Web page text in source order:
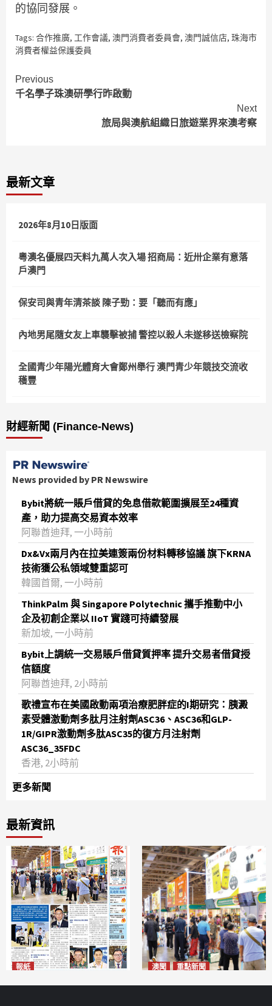
的協同發展。
Tags: 合作推廣, 工作會議, 澳門消費者委員會, 澳門誠信店, 珠海市
消費者權益保護委員
Continue
Reading
Previous
千名學子珠澳研學行昨啟動
Next
旅局與澳航組織日旅遊業界來澳考察
最新文章
2026年8月10日版面
粵澳名優展四天料九萬人次入場 招商局：近卅企業有意落
戶澳門
保安司與青年清茶談 陳子勁：要「聽而有應」
內地男尾隨女友上車襲擊被捕 警控以殺人未遂移送檢察院
全國青少年陽光體育大會鄭州舉行 澳門青少年競技交流收
穫豐
財經新聞 (Finance-News)
News provided by PR Newswire
Bybit將統一賬戶借貸的免息借款範圍擴展至24種資
產，助力提高交易資本效率
阿聯酋迪拜, 一小時前
Dx&Vx兩月內在拉美連簽兩份材料轉移協議 旗下KRNA
技術獲公私領域雙重認可
韓國首爾, 一小時前
ThinkPalm 與 Singapore Polytechnic 攜手推動中小
企及初創企業以 IIoT 實踐可持續發展
新加坡, 一小時前
Bybit上調統一交易賬戶借貸質押率 提升交易者借貸授
信額度
阿聯酋迪拜, 2小時前
歌禮宣布在美國啟動兩項治療肥胖症的I期研究：胰澱
素受體激動劑多肽月注射劑ASC36、ASC36和GLP-
1R/GIPR激動劑多肽ASC35的復方月注射劑
ASC36_35FDC
香港, 2小時前
更多新聞
最新資訊
報紙 澳聞 重點新聞